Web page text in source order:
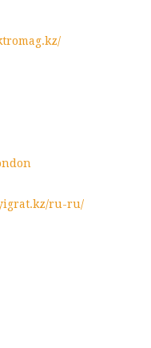
ru-ru/